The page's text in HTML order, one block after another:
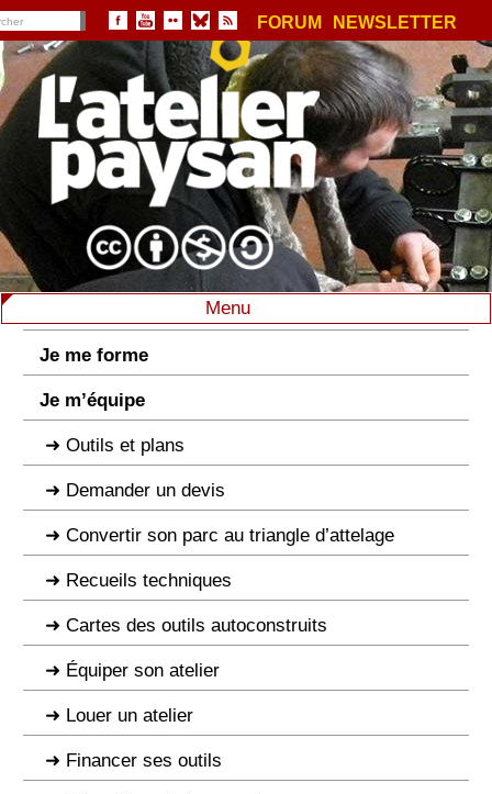
FORUM NEWSLETTER
Menu
Je me forme
Je m’équipe
Outils et plans
Demander un devis
Convertir son parc au triangle d’attelage
Recueils techniques
Cartes des outils autoconstruits
Équiper son atelier
Louer un atelier
Financer ses outils